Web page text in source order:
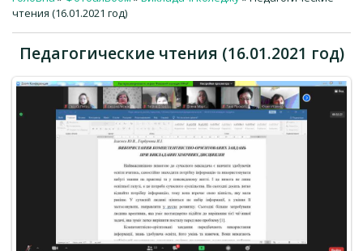
чтения (16.01.2021 год)
Педагогические чтения (16.01.2021 год)